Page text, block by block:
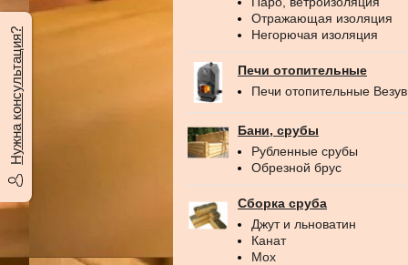
Отражающая изоляция
Негорючая изоляция
Печи отопительные
Печи отопительные
Бани, срубы
Рубленные срубы
Обрезной брус
Сборка сруба
Джут и льноватин
Канат
Мох
Нужна консультация?